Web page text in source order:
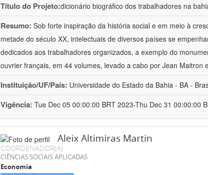
Título do Projeto:dicionário biográfico dos trabalhadores na
Resumo: Sob forte inspiração da história social e em meio à
metade do século XX, intelectuais de diversos países se
dedicados aos trabalhadores organizados, a exemplo do
ouvrier français, em 44 volumes, levado a cabo por Jean Maitron
Instituição/UF/País: Universidade do Estado da Bahia - BA -
Vigência: Tue Dec 05 00:00:00 BRT 2023-Thu Dec 31 00:00:00
Aleix Altimiras Martin
COORDENADOR(A)
CIÊNCIAS SOCIAIS APLICADAS
Economia